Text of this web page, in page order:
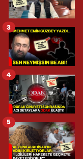
3
4
5